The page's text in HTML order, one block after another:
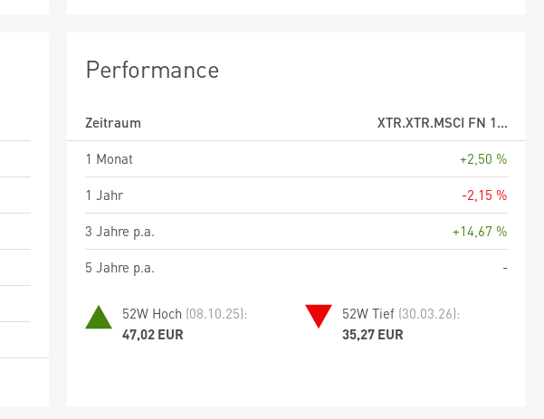
Performance
Zeitraum
XTR.XTR.MSCI FN 1...
1 Monat
+2,50 %
1 Jahr
-2,15 %
3 Jahre p.a.
+14,67 %
5 Jahre p.a.
-
52W Hoch (08.10.25):
47,02 EUR
52W Tief (30.03.26):
35,27 EUR